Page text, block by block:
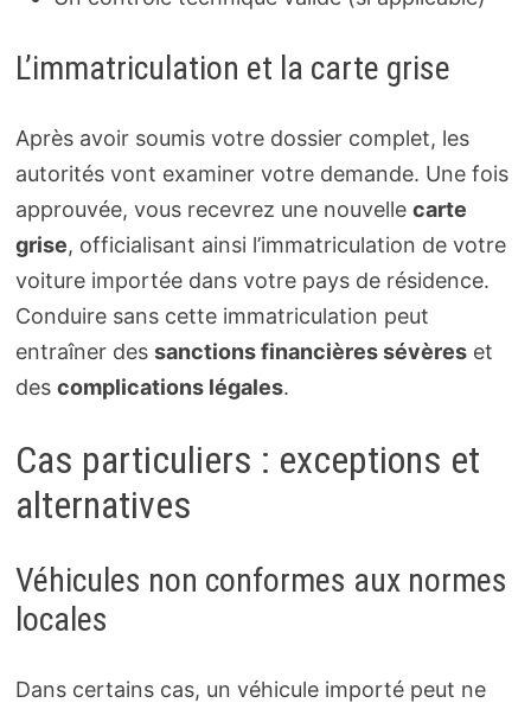
L’immatriculation et la carte grise
Après avoir soumis votre dossier complet, les
autorités vont examiner votre demande. Une fois
approuvée, vous recevrez une nouvelle carte
grise, officialisant ainsi l’immatriculation de votre
voiture importée dans votre pays de résidence.
Conduire sans cette immatriculation peut
entraîner des sanctions financières sévèreset
des complications légales.
Cas particuliers : exceptions et
alternatives
Véhicules non conformes aux normes
locales
Dans certains cas, un véhicule importé peut ne